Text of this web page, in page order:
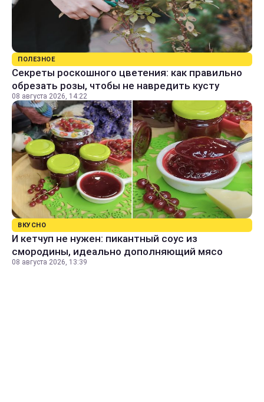
ПОЛЕЗНОЕ
Секреты роскошного цветения: как правильно
обрезать розы, чтобы не навредить кусту
08 августа 2026, 14:22
ВКУСНО
И кетчуп не нужен: пикантный соус из
смородины, идеально дополняющий мясо
08 августа 2026, 13:39